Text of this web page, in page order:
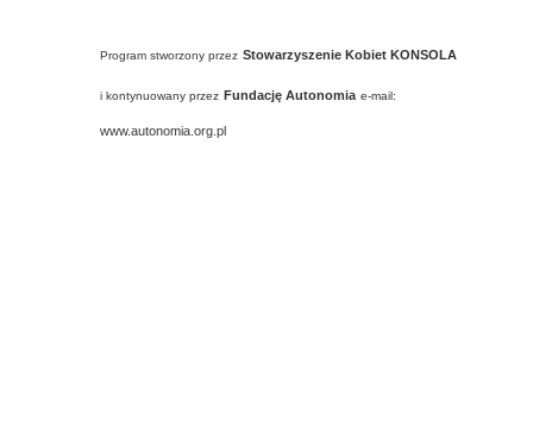
Program stworzony przez Stowarzyszenie Kobiet KONSOLA
i kontynuowany przez Fundację Autonomia e-mail:
www.autonomia.org.pl